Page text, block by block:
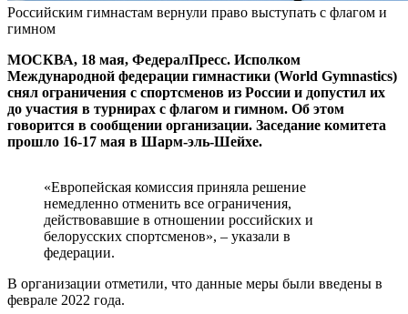
Российским гимнастам вернули право выступать с флагом и
гимном
МОСКВА, 18 мая, ФедералПресс. Исполком
Международной федерации гимнастики (World Gymnastics)
снял ограничения с спортсменов из России и допустил их
до участия в турнирах с флагом и гимном. Об этом
говорится в сообщении организации. Заседание комитета
прошло 16-17 мая в Шарм-эль-Шейхе.
«Европейская комиссия приняла решение
немедленно отменить все ограничения,
действовавшие в отношении российских и
белорусских спортсменов», – указали в
федерации.
В организации отметили, что данные меры были введены в
феврале 2022 года.